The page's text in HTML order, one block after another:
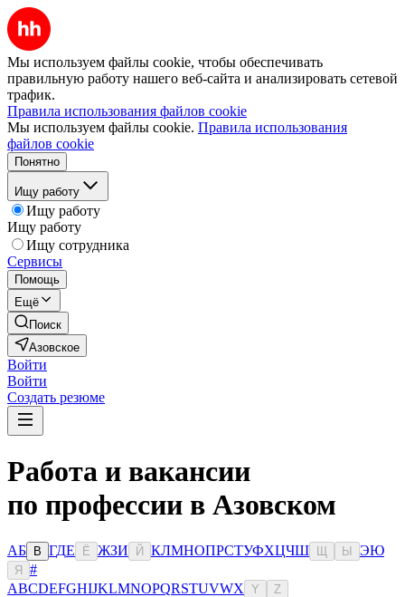
Мы используем файлы cookie, чтобы обеспечивать
правильную работу нашего веб-сайта и анализировать сетевой
трафик.
Правила использования файлов cookie
Мы используем файлы cookie. Правила использования
файлов cookie
Понятно
Ищу работу
Ищу работу
Ищу работу
Ищу сотрудника
Сервисы
Помощь
Ещё
Поиск
Азовское
Войти
Войти
Создать резюме
Работа и вакансии
по профессии в Азовском
АБ В ГДЕ Ё ЖЗИ Й КЛМНОПРСТУФХЦЧШ Ы ЭЮ
Я
#
ABCDEFGHIJKLMNOPQRSTUVWX Y Z